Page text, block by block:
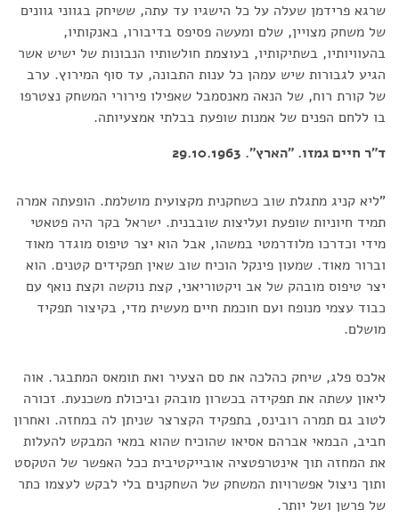
שרגא פרידמן שעלה על כל הישגיו עד עתה, ששיחק בגווני גוונים
של משחק מצויין, שלם ומעשה פסיפס בדיבורו, באנקותיו,
בהעוויותיו, בשתיקותיו, בעוצמת חולשותיו הנבונות של ישיש אשר
הגיע לגבורות שיש עמהן כל ענות התבונה, עד סוף המירוץ. ערב
של קורת רוח, של הנאה מאנסמבל שאפילו פירורי המשחק נצטרפו
בו ללחם הפנים של אמנות שופעת בבלתי אמצעיותה.
ד"ר חיים גמזו. "הארץ". 29.10.1963
"ליא קניג מתגלת שוב כשחקנית מקצועית מושלמת. הופעתה אמרה
תמיד חיוניות שופעת ועליצות שובבנית. ישראל בקר היה פטאטי
מידי וכדרכו מלודרמטי במשהו, אבל הוא יצר טיפוס מוגדר מאוד
וברור מאוד. שמעון פינקל הוכיח שוב שאין תפקידים קטנים. הוא
יצר טיפוס מובהק של אב ויקטוריאני, קצת נוקשה וקצת נואף עם
כבוד עצמי מנופח ועם חוכמת חיים מעשית מדי, בקיצור תפקיד
מושלם.
אלכס פלג, שיחק כהלכה את סם הצעיר ואת תומאס המתבגר. אוה
ליאון עשתה את תפקידה בכשרון מובהק וביכולת משכנעת. זכורה
לטוב גם תמרה רובינס, בתפקיד הקצרצר שניתן לה במחזה. ואחרון
חביב, הבמאי אברהם אסיאו שהוכיח שהוא במאי המבקש להעלות
את המחזה תוך אינטרפטציה אובייקטיבית ככל האפשר של הטקסט
ותוך ניצול אפשרויות המשחק של השחקנים בלי לבקש לעצמו כתר
של פרשן ושל יותר.